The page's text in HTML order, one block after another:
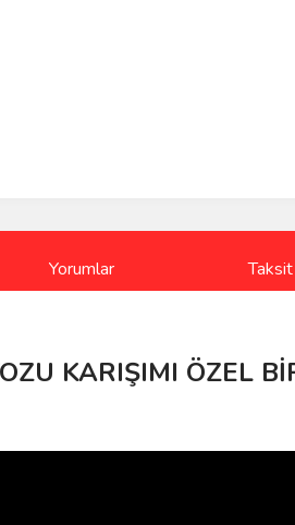
Yorumlar
KARIŞIMI ÖZEL